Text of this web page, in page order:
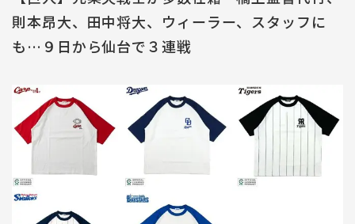
則本昂大、田中将大、ウィーラー、スタッフに
も…９日から仙台で３連戦